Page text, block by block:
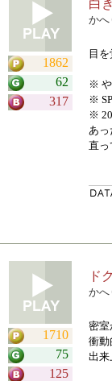
1862
62
317
白
かへ
目
※ や
※
※
あっ
直っ
1710
75
125
ド
かへ
密室
衝動
出来